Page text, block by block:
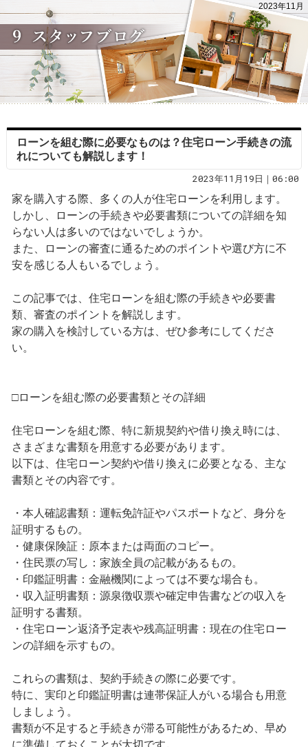
2023年11月
ローンを組む際に必要なものは？住宅ローン手続きの流
れについても解説します！
2023年11月19日｜06:00
家を購入する際、多くの人が住宅ローンを利用します。
しかし、ローンの手続きや必要書類についての詳細を知
らない人は多いのではないでしょうか。
また、ローンの審査に通るためのポイントや選び方に不
安を感じる人もいるでしょう。
この記事では、住宅ローンを組む際の手続きや必要書
類、審査のポイントを解説します。
家の購入を検討している方は、ぜひ参考にしてくださ
い。
□ローンを組む際の必要書類とその詳細
住宅ローンを組む際、特に新規契約や借り換え時には、
さまざまな書類を用意する必要があります。
以下は、住宅ローン契約や借り換えに必要となる、主な
書類とその内容です。
・本人確認書類：運転免許証やパスポートなど、身分を
証明するもの。
・健康保険証：原本または両面のコピー。
・住民票の写し：家族全員の記載があるもの。
・印鑑証明書：金融機関によっては不要な場合も。
・収入証明書類：源泉徴収票や確定申告書などの収入を
証明する書類。
・住宅ローン返済予定表や残高証明書：現在の住宅ロー
ンの詳細を示すもの。
これらの書類は、契約手続きの際に必要です。
特に、実印と印鑑証明書は連帯保証人がいる場合も用意
しましょう。
書類が不足すると手続きが滞る可能性があるため、早め